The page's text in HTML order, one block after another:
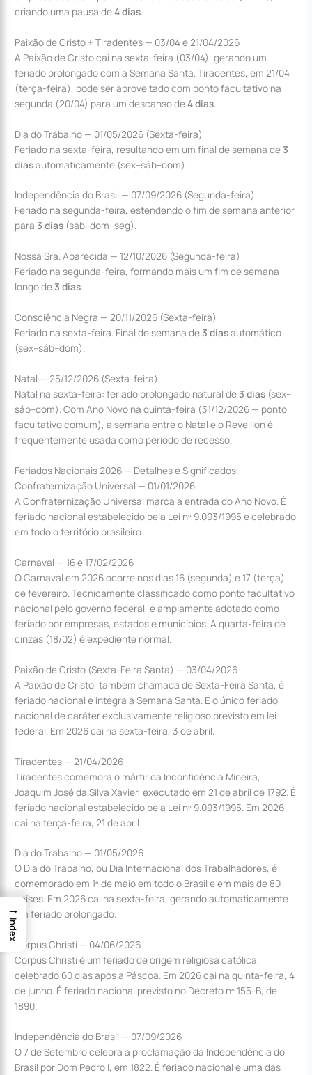
criando uma pausa de4 dias.
Paixão de Cristo + Tiradentes — 03/04 e 21/04/2026
A Paixão de Cristo cai na sexta-feira (03/04), gerando um
feriado prolongado com a Semana Santa. Tiradentes, em 21/04
(terça-feira), pode ser aproveitado com ponto facultativo na
segunda (20/04) para um descanso de4 dias
Dia do Trabalho — 01/05/2026 (Sexta-feira)
Feriado na sexta-feira, resultando em um final de semana de3
diasautomaticamente (sex–sáb–dom).
Independência do Brasil — 07/09/2026 (Segunda-feira)
Feriado na segunda-feira, estendendo o fim de semana anterior
para3 dias (sáb–dom–seg).
Nossa Sra. Aparecida — 12/10/2026 (Segunda-feira)
Feriado na segunda-feira, formando mais um fim de semana
longo de3 dias.
Consciência Negra — 20/11/2026 (Sexta-feira)
Feriado na sexta-feira. Final de semana de3 diasautomático
(sex–sáb–dom).
Natal — 25/12/2026 (Sexta-feira)
Natal na sexta-feira: feriado prolongado natural de3 dias (sex–
sáb–dom). Com Ano Novo na quinta-feira (31/12/2026 — ponto
facultativo comum), a semana entre o Natal e o Réveillon é
frequentemente usada como período de recesso.
Feriados Nacionais 2026 — Detalhes e Significados
Confraternização Universal — 01/01/2026
A Confraternização Universal marca a entrada do Ano Novo. É
feriado nacional estabelecido pela Lei nº 9.093/1995 e celebrado
em todo o território brasileiro.
Carnaval — 16 e 17/02/2026
O Carnaval em 2026 ocorre nos dias 16 (segunda) e 17 (terça)
de fevereiro. Tecnicamente classificado como ponto facultativo
nacional pelo governo federal, é amplamente adotado como
feriado por empresas, estados e municípios. A quarta-feira de
cinzas (18/02) é expediente normal.
Paixão de Cristo (Sexta-Feira Santa) — 03/04/2026
A Paixão de Cristo, também chamada de Sexta-Feira Santa, é
feriado nacional e integra a Semana Santa. É o único feriado
nacional de caráter exclusivamente religioso previsto em lei
federal. Em 2026 cai na sexta-feira, 3 de abril.
Tiradentes — 21/04/2026
Tiradentes comemora o mártir da Inconfidência Mineira,
Joaquim José da Silva Xavier, executado em 21 de abril de 1792. É
feriado nacional estabelecido pela Lei nº 9.093/1995. Em 2026
cai na terça-feira, 21 de abril.
Dia do Trabalho — 01/05/2026
O Dia do Trabalho, ou Dia Internacional dos Trabalhadores, é
comemorado em 1º de maio em todo o Brasil e em mais de 80
países. Em 2026 cai na sexta-feira, gerando automaticamente
um feriado prolongado.
Corpus Christi — 04/06/2026
Corpus Christi é um feriado de origem religiosa católica,
celebrado 60 dias após a Páscoa. Em 2026 cai na quinta-feira, 4
de junho. É feriado nacional previsto no Decreto nº 155-B, de
1890.
Independência do Brasil — 07/09/2026
O 7 de Setembro celebra a proclamação da Independência do
Brasil por Dom Pedro I, em 1822. É feriado nacional e uma das
→
Index